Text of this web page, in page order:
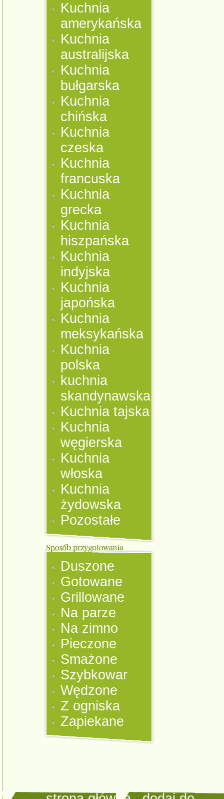
Kuchnia
amerykańska
Kuchnia
australijska
Kuchnia
bułgarska
Kuchnia
chińska
Kuchnia
czeska
Kuchnia
francuska
Kuchnia
grecka
Kuchnia
hiszpańska
Kuchnia
indyjska
Kuchnia
japońska
Kuchnia
meksykańska
Kuchnia
polska
kuchnia
skandynawska
Kuchnia tajska
Kuchnia
węgierska
Kuchnia
włoska
Kuchnia
żydowska
Pozostałe
Duszone
Gotowane
Grillowane
Na parze
Na zimno
Pieczone
Smażone
Szybkowar
Wędzone
Z ogniska
Zapiekane